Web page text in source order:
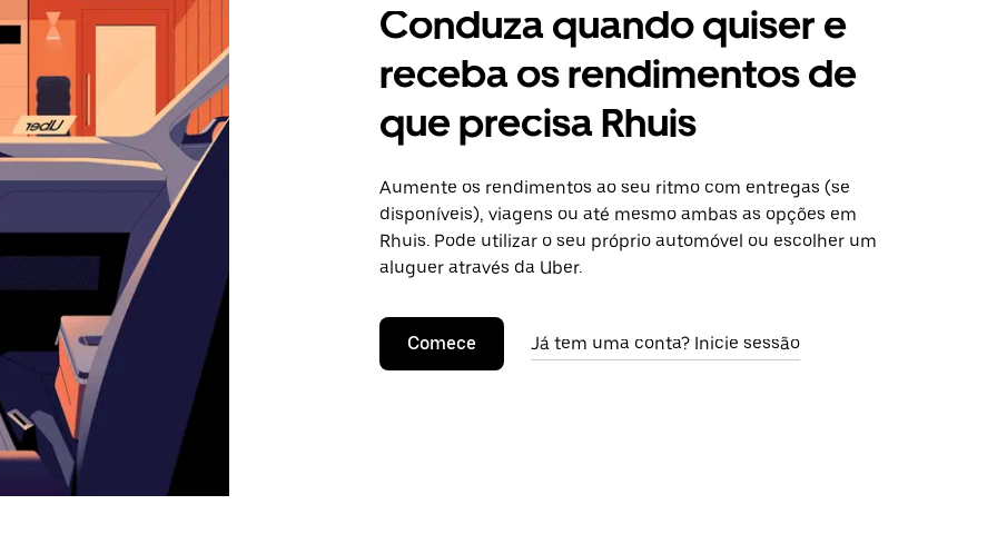
Conduza quando quiser e
receba os rendimentos de
que precisa Rhuis
Aumente os rendimentos ao seu ritmo com entregas (se
disponíveis), viagens ou até mesmo ambas as opções em
Rhuis. Pode utilizar o seu próprio automóvel ou escolher um
aluguer através da Uber.
Comece Já tem uma conta? Inicie sessão